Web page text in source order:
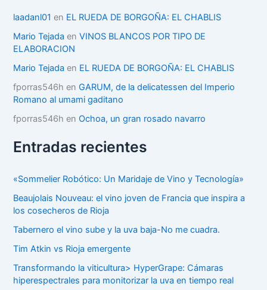
r
a
s
laadanl01 en EL RUEDA DE BORGOÑA: EL CHABLIS
Mario Tejada enVINOS BLANCOS POR TIPO DE
ELABORACION
Mario Tejada en EL RUEDA DE BORGOÑA: EL CHABLIS
fporras546h en GARUM, de la delicatessen del Imperio
Romano al umami gaditano
fporras546h en Ochoa, un gran rosado navarro
Entradas recientes
«Sommelier Robótico: Un Maridaje de Vino y Tecnología»
Beaujolais Nouveau: el vino joven de Francia que inspira a
los cosecheros de Rioja
Tabernero el vino sube y la uva baja-No me cuadra.
Tim Atkin vs Rioja emergente
Transformando la viticultura> HyperGrape: Cámaras
hiperespectrales para monitorizar la uva en tiempo real